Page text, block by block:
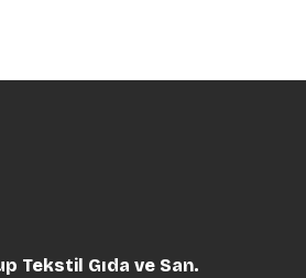
Tekstil Gıda ve San.